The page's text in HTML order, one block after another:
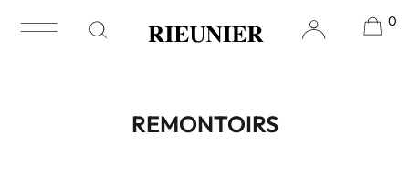
0
Accessoire / Remontoirs
REMONTOIRS